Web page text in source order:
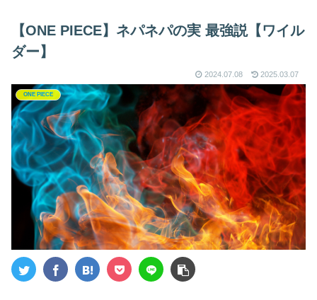
【ONE PIECE】ネパネパの実 最強説【ワイル
ダー】
2024.07.08 2025.03.07
ONE PIECE